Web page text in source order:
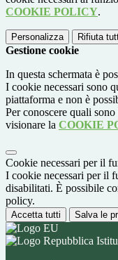
COOKIE POLICY.
Personalizza Rifiuta
Gestione cookie
In questa schermata è
I cookie necessari sono
piattaforma e non è
Per conoscere quali
visionare la COOKIE
Cookie necessari per il
I cookie necessari per il
disabilitati. È possibile
policy.
Accetta tutti Salva le